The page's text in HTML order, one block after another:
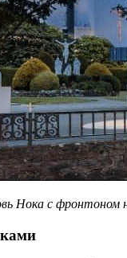
Нока с фронтоном